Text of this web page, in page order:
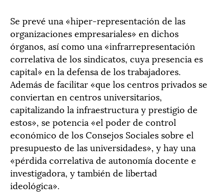
Se prevé una «hiper-representación de las
organizaciones empresariales» en dichos
órganos, así como una «infrarrepresentación
correlativa de los sindicatos, cuya presencia es
capital» en la defensa de los trabajadores.
Además de facilitar «que los centros privados se
conviertan en centros universitarios,
capitalizando la infraestructura y prestigio de
estos», se potencia «el poder de control
económico de los Consejos Sociales sobre el
presupuesto de las universidades», y hay una
«pérdida correlativa de autonomía docente e
investigadora, y también de libertad
ideológica».